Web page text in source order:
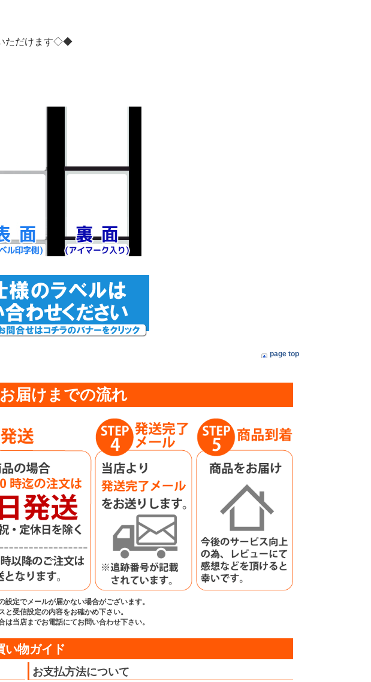
ただけます◇◆
page top
届けまでの流れ
定でメールが届かない場合がございます。
受信設定の内容をお確かめ下さい。
は当店までお電話にてお問い合わせ下さい。
い物ガイド
お支払方法について